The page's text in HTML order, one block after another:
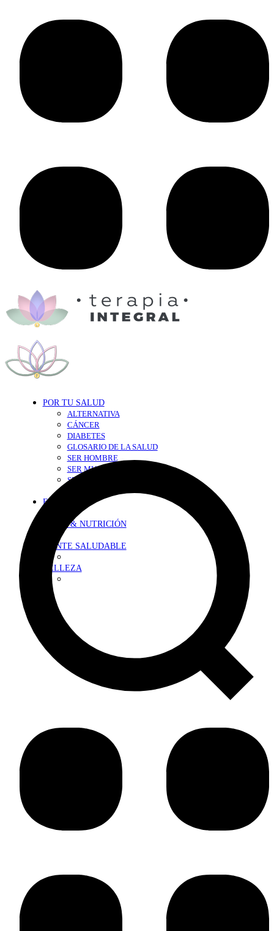
POR TU SALUD
ALTERNATIVA
CÁNCER
DIABETES
GLOSARIO DE LA SALUD
SER HOMBRE
SER MUJER
SEXY-SALUD
EN FORMA
DIETA & NUTRICIÓN
MENTE SALUDABLE
BELLEZA